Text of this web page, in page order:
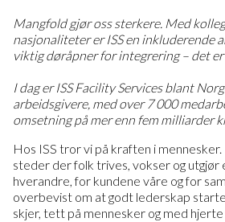
Mangfold gjør oss sterkere. Med
nasjonaliteter er ISS en inkluderende
viktig døråpner for integrering – det
I dag er ISS Facility Services blant
arbeidsgivere, med over 7 000
omsetning på mer enn fem milliarder
Hos ISS tror vi på kraften i
steder der folk trives, vokser og utgjør
hverandre, for kundene våre og for
overbevist om at godt lederskap
skjer, tett på mennesker og med